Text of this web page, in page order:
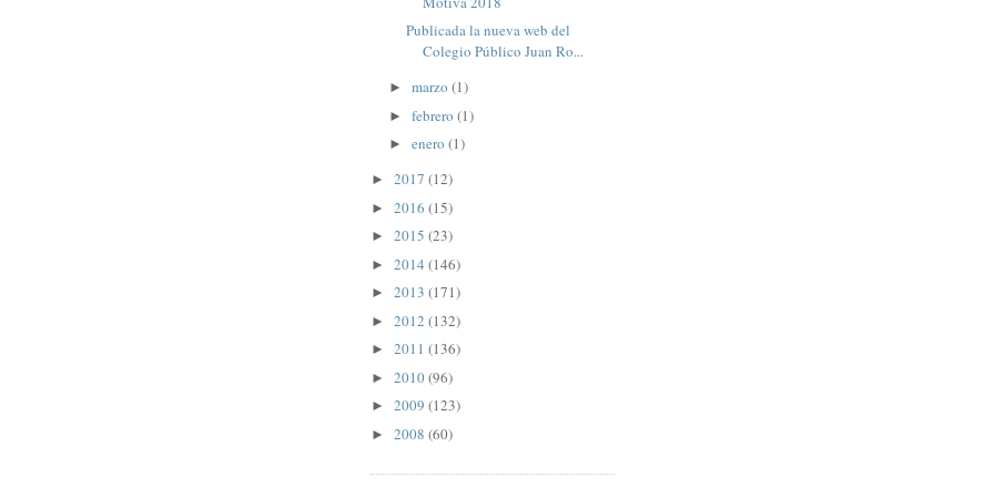
Publicada la nueva web del
Colegio Público Juan Ro...
► marzo (1)
► febrero (1)
► enero (1)
► 2017 (12)
► 2016 (15)
► 2015 (23)
► 2014 (146)
► 2013 (171)
► 2012 (132)
► 2011 (136)
► 2010(96)
► 2009 (123)
► 2008 (60)